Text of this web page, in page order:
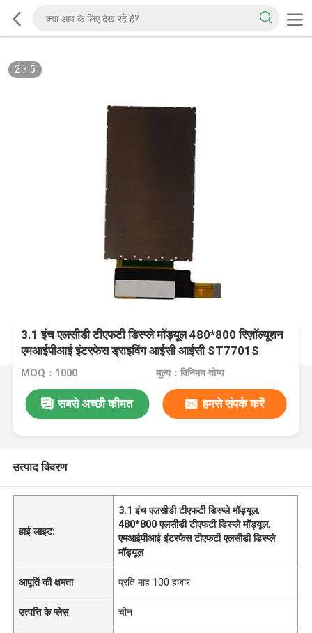
2/ 5
3.1 इंच एलसीडी टीएफटी डिस्प्ले मॉड्यूल 480*800 रिज़ॉल्यूशन
एमआईपीआई इंटरफेस ड्राइविंग आईसी आईसी ST7701S
MOQ：1000 मूल्य：विनिमय योग्य
सबसे अच्छी कीमत हमसे संपर्क करें
उत्पाद विवरण
हाई लाइट:
3.1 इंच एलसीडी टीएफटी डिस्प्ले मॉड्यूल,
480*800 एलसीडी टीएफटी डिस्प्ले मॉड्यूल,
एमआईपीआई इंटरफेस टीएफटी एलसीडी डिस्प्ले
मॉड्यूल
आपूर्ति की क्षमता प्रति माह 100 हजार
उत्पत्ति के प्लेस चीन